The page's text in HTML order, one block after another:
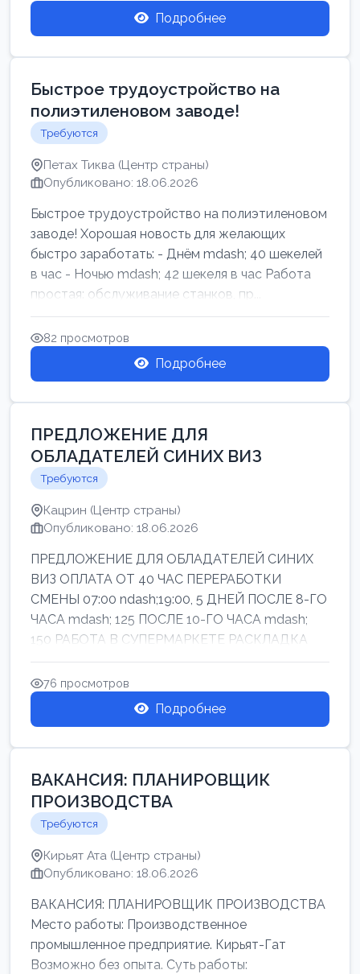
Подробнее
Быстрое трудоустройство на
полиэтиленовом заводе!
Требуются
Петах Тиква (Центр страны)
Опубликовано: 18.06.2026
Быстрое трудоустройство на полиэтиленовом
заводе! Хорошая новость для желающих
быстро заработать: - Днём mdash; 40 шекелей
в час - Ночью mdash; 42 шекеля в час Работа
простая: обслуживание станков, пр...
82 просмотров
Подробнее
ПРЕДЛОЖЕНИЕ ДЛЯ
ОБЛАДАТЕЛЕЙ СИНИХ ВИЗ
Требуются
Кацрин (Центр страны)
Опубликовано: 18.06.2026
ПРЕДЛОЖЕНИЕ ДЛЯ ОБЛАДАТЕЛЕЙ СИНИХ
ВИЗ ОПЛАТА ОТ 40 ЧАС ПЕРЕРАБОТКИ
СМЕНЫ 07:00 ndash;19:00, 5 ДНЕЙ ПОСЛЕ 8-ГО
ЧАСА mdash; 125 ПОСЛЕ 10-ГО ЧАСА mdash;
150 РАБОТА В СУПЕРМАРКЕТЕ РАСКЛАДКА
ТОВАРОВ НЕ ТЯЖ...
76 просмотров
Подробнее
ВАКАНСИЯ: ПЛАНИРОВЩИК
ПРОИЗВОДСТВА
Требуются
Кирьят Ата (Центр страны)
Опубликовано: 18.06.2026
ВАКАНСИЯ: ПЛАНИРОВЩИК ПРОИЗВОДСТВА
Место работы: Производственное
промышленное предприятие. Кирьят-Гат
Возможно без опыта. Суть работы: